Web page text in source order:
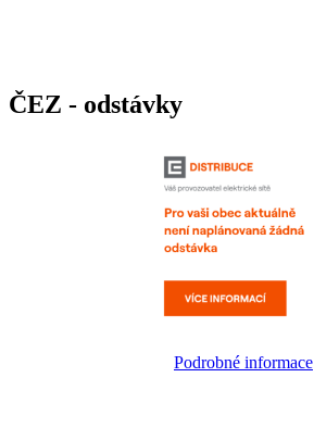
ČEZ - odstávky
Podrobné informace